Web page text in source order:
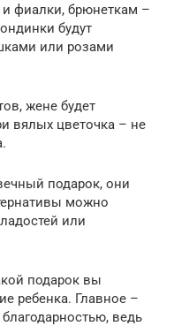
фиалки, брюнеткам –
будут
или розами
жене будет
вялых цветочка – не
подарок, они
можно
или
подарок вы
ребенка. Главное –
ведь